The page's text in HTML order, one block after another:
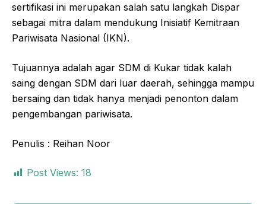
sertifikasi ini merupakan salah satu langkah Dispar
sebagai mitra dalam mendukung Inisiatif Kemitraan
Pariwisata Nasional (IKN).
Tujuannya adalah agar SDM di Kukar tidak kalah
saing dengan SDM dari luar daerah, sehingga mampu
bersaing dan tidak hanya menjadi penonton dalam
pengembangan pariwisata.
Penulis : Reihan Noor
Post Views: 18